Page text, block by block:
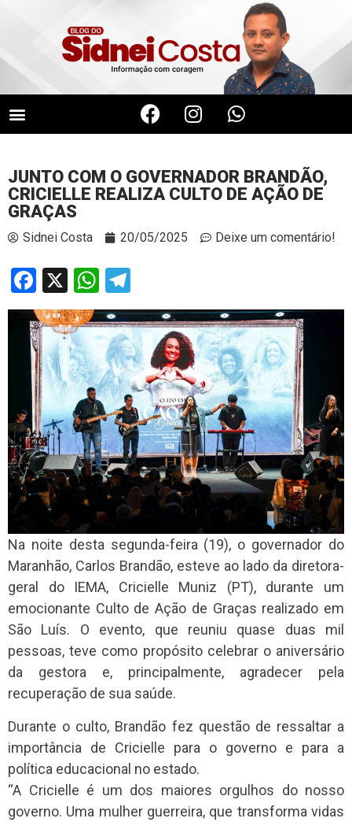
JUNTO COM O GOVERNADOR BRANDÃO,
CRICIELLE REALIZA CULTO DE AÇÃO DE
GRAÇAS
Sidnei Costa 20/05/2025 Deixe um comentário!
Facebook
X WhatsApp
Na noite desta segunda-feira (19), o governador do
Maranhão, Carlos Brandão, esteve ao lado da diretora-
geral do IEMA, Cricielle Muniz (PT), durante um
emocionante Culto de Ação de Graças realizado em
São Luís. O evento, que reuniu quase duas mil
pessoas, teve como propósito celebrar o aniversário
da gestora e, principalmente, agradecer pela
recuperação de sua saúde.
Durante o culto, Brandão fez questão de ressaltar a
importância de Cricielle para o governo e para a
política educacional no estado.
“A Cricielle é um dos maiores orgulhos do nosso
governo. Uma mulher guerreira, que transforma vidas